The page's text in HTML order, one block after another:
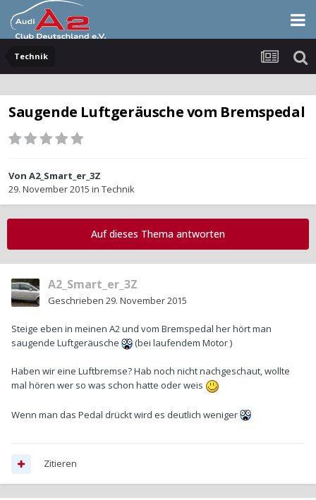
Technik
Saugende Luftgeräusche vom Bremspedal
Von A2_Smart_er_3Z
29. November 2015 in Technik
Auf dieses Thema antworten
A2_Smart_er_3Z
Geschrieben 29. November 2015
Steige eben in meinen A2 und vom Bremspedal her hört man
saugende Luftgeräusche
(bei laufendem Motor )
Haben wir eine Luftbremse? Hab noch nicht nachgeschaut, wollte
mal hören wer so was schon hatte oder weis
Wenn man das Pedal drückt wird es deutlich weniger
Zitieren